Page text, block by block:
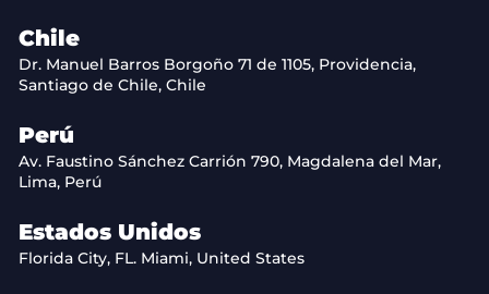
Chile
Dr. Manuel Barros Borgoño 71 de 1105, Providencia,
Santiago de Chile, Chile
Perú
Av. Faustino Sánchez Carrión 790, Magdalena del Mar,
Lima, Perú
Estados Unidos
Florida City, FL. Miami, United States